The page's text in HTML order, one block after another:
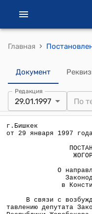
Главная ›
Документ
Редакция
29.01.1997